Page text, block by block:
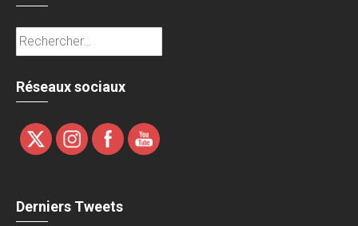
Rechercher :
Réseaux sociaux
Derniers Tweets